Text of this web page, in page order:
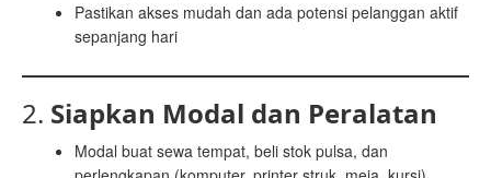
Pastikan akses mudah dan ada potensi pelanggan aktif
sepanjang hari
2. Siapkan Modal dan Peralatan
Modal buat sewa tempat, beli stok pulsa, dan